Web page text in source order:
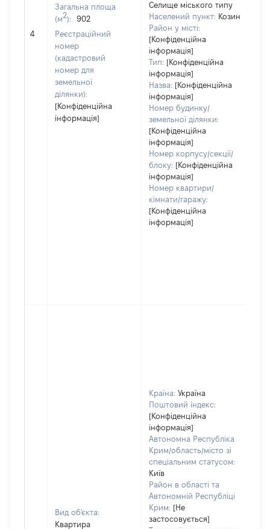
4
Загальна площа
(м2):
902
Реєстраційний
номер
(кадастровий
номер для
земельної
ділянки):
[Конфіденційна
інформація]
Селище міського типу
Населений пункт: Козин
Район у місті:
[Конфіденційна
інформація]
Тип: [Конфіденційна
інформація]
Назва: [Конфіденційна
інформація]
Номер будинку/
земельної ділянки:
[Конфіденційна
інформація]
Номер корпусу/секції/
блоку: [Конфіденційна
інформація]
Номер квартири/
кімнати/гаражу:
[Конфіденційна
інформація]
Вид об'єкта:
Квартира
Країна: Україна
Поштовий індекс:
[Конфіденційна
інформація]
Автономна Республіка
Крим/область/місто зі
спеціальним статусом:
Київ
Район в області та
Автономній Республіці
Крим: [Не
застосовується]